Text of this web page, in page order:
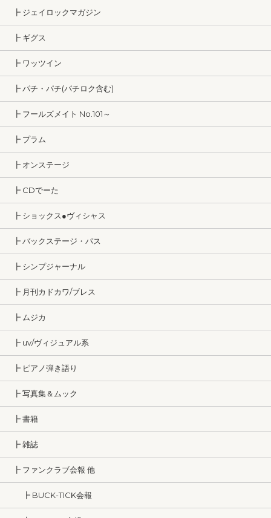
┣ ジェイロックマガジン
┣ ギグス
┣ ワッツイン
┣ パチ・パチ(パチロク含む)
┣ フールズメイト No.101～
┣ プラム
┣ オンステージ
┣ CDでーた
┣ ショックス●ヴィシャス
┣ バックステージ・パス
┣ シンプジャーナル
┣ 月刊カドカワ/ブレス
┣ ムジカ
┣ uv/ヴィジュアル系
┣ ピアノ弾き語り
┣ 写真集＆ムック
┣ 書籍
┣ 雑誌
┣ ファンクラブ会報 他
┣ BUCK-TICK会報